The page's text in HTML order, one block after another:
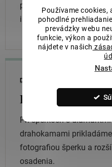
Používame cookies,
pohodlné
prevádzky webu
funkcie, výkon a
nájdete v našich
potvrdzujúci
informácie o výrobku.
DIAMANTY
Podrobný certifikát
Pri šperkoch s
drahokamami
fotografiou šperku a
osadenia.